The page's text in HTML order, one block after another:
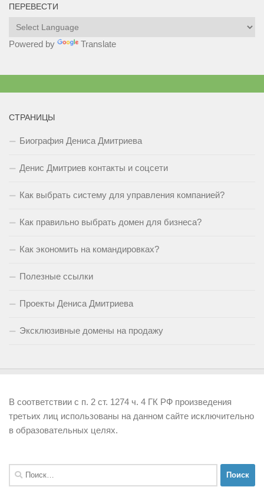
ПЕРЕВЕСТИ
Powered by Translate
СТРАНИЦЫ
Биография Дениса Дмитриева
Денис Дмитриев контакты и соцсети
Как выбрать систему для управления компанией?
Как правильно выбрать домен для бизнеса?
Как экономить на командировках?
Полезные ссылки
Проекты Дениса Дмитриева
Эксклюзивные домены на продажу
В соответствии с п. 2 ст. 1274 ч. 4 ГК РФ произведения
третьих лиц использованы на данном сайте исключительно
в образовательных целях.
Найти: